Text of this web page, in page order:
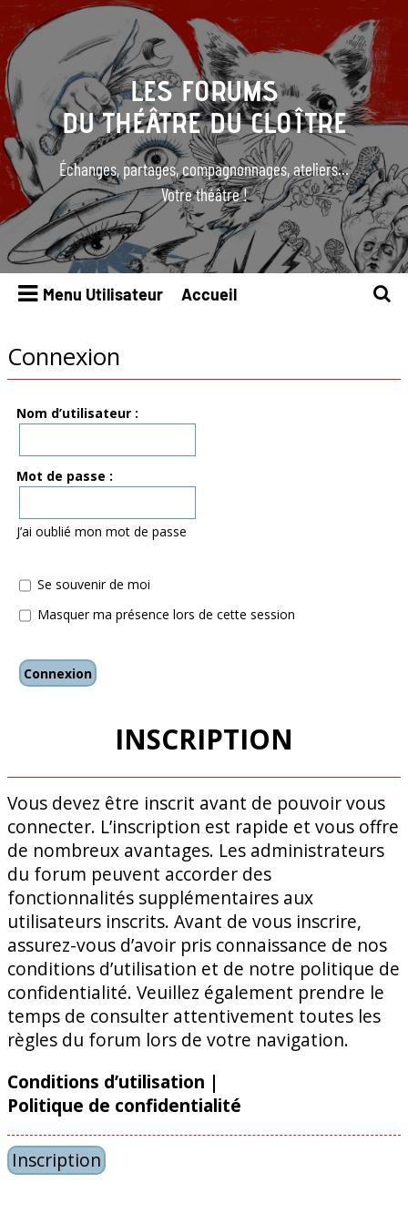
LES FORUMS
DU THÉÂTRE DU CLOÎTRE
Échanges, partages, compagnonnages, ateliers…
Votre théâtre !
Menu Utilisateur Accueil
Connexion
Nom d’utilisateur :
Mot de passe :
J’ai oublié mon mot de passe
Se souvenir de moi
Masquer ma présence lors de cette session
INSCRIPTION
Vous devez être inscrit avant de pouvoir vous
connecter. L’inscription est rapide et vous offre
de nombreux avantages. Les administrateurs
du forum peuvent accorder des
fonctionnalités supplémentaires aux
utilisateurs inscrits. Avant de vous inscrire,
assurez-vous d’avoir pris connaissance de nos
conditions d’utilisation et de notre politique de
confidentialité. Veuillez également prendre le
temps de consulter attentivement toutes les
règles du forum lors de votre navigation.
Conditions d’utilisation |
Politique de confidentialité
Inscription